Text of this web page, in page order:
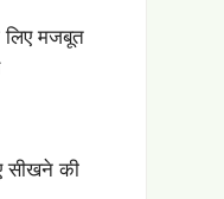
लिए मजबूत
सीखने की